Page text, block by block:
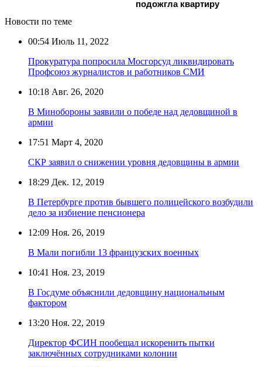
подожгла квартиру
Новости по теме
00:54 Июль 11, 2022
Прокуратура попросила Мосгорсуд ликвидировать
Профсоюз журналистов и работников СМИ
10:18 Авг. 26, 2020
В Минобороны заявили о победе над дедовщиной в
армии
17:51 Март 4, 2020
СКР заявил о снижении уровня дедовщины в армии
18:29 Дек. 12, 2019
В Петербурге против бывшего полицейского возбудили
дело за избиение пенсионера
12:09 Ноя. 26, 2019
В Мали погибли 13 французских военных
10:41 Ноя. 23, 2019
В Госдуме объяснили дедовщину национальным
фактором
13:20 Ноя. 22, 2019
Директор ФСИН пообещал искоренить пытки
заключённых сотрудниками колонии